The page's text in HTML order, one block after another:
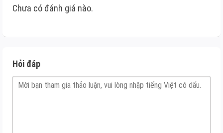
Chưa có đánh giá nào.
Hỏi đáp